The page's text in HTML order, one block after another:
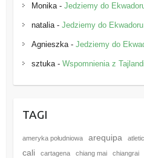
Monika- Jedziemy do
natalia- Jedziemy do Ekwadoru
Agnieszka- Jedziemy do
sztuka- Wspomnienia z
TAGI
ameryka południowa arequipa
cali cartagena chiang mai chiangrai